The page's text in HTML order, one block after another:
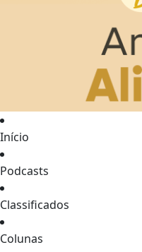
Início
Podcasts
Classificados
Colunas